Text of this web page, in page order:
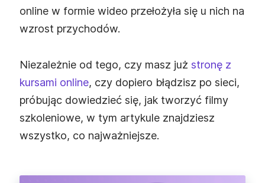
online w formie wideo przełożyła się u nich na
wzrost przychodów.
Niezależnie od tego, czy masz już stronę z
kursami online, czy dopiero błądzisz po sieci,
próbując dowiedzieć się, jak tworzyć filmy
szkoleniowe, w tym artykule znajdziesz
wszystko, co najważniejsze.